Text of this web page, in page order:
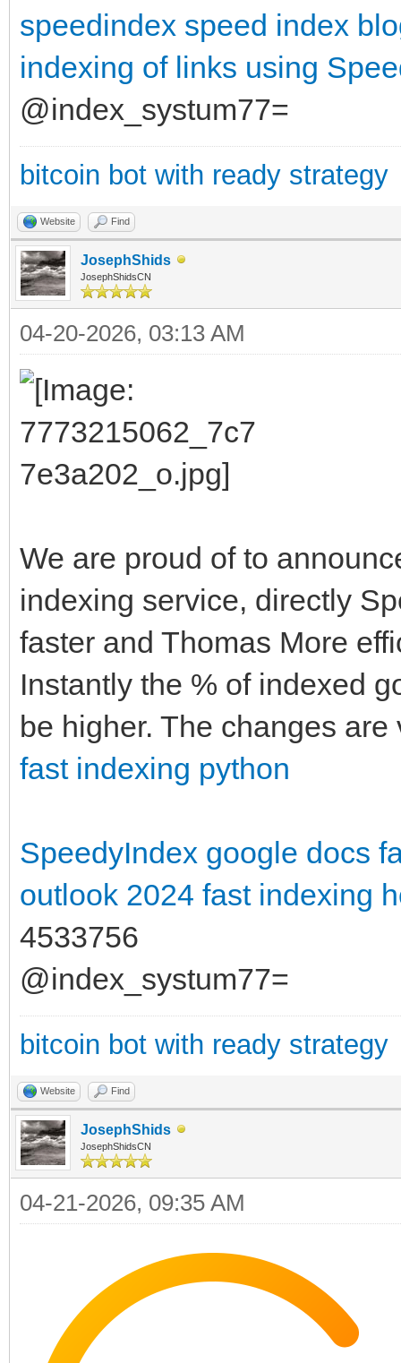
speedindex speed index
indexing of links using
@index_systum77=
bitcoin bot with ready strategy
Website Find
JosephShids
JosephShidsCN
04-20-2026, 03:13 AM
We are proud of to
indexing service, directly
faster and Thomas More
Instantly the % of indexed
be higher. The changes
fast indexing python
SpeedyIndex google docs
outlook 2024 fast indexing
4533756
@index_systum77=
bitcoin bot with ready strategy
Website Find
JosephShids
JosephShidsCN
04-21-2026, 09:35 AM